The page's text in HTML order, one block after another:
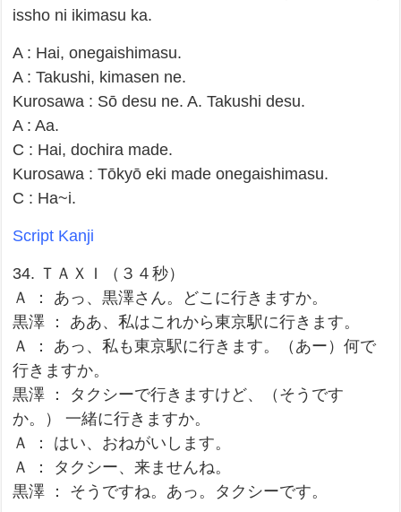
issho ni ikimasu ka.
A : Hai, onegaishimasu.
A : Takushi, kimasen ne.
Kurosawa : Sō desu ne. A. Takushi desu.
A : Aa.
C : Hai, dochira made.
Kurosawa : Tōkyō eki made onegaishimasu.
C : Ha~i.
Script Kanji
34. ＴＡＸＩ（３４秒）
Ａ ： あっ、黒澤さん。どこに行きますか。
黒澤 ： ああ、私はこれから東京駅に行きます。
Ａ ： あっ、私も東京駅に行きます。（あー）何で
行きますか。
黒澤 ： タクシーで行きますけど、（そうです
か。） 一緒に行きますか。
Ａ ： はい、おねがいします。
Ａ ： タクシー、来ませんね。
黒澤 ： そうですね。あっ。タクシーです。